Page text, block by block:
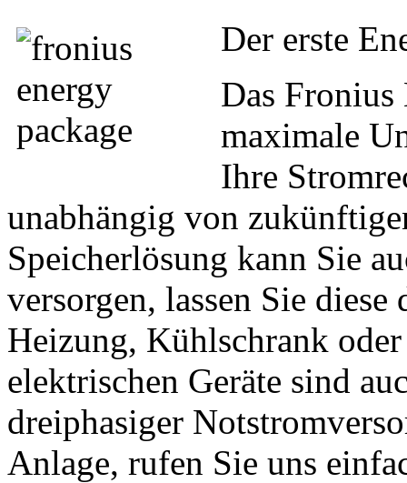
Der erste
Das Fronius
maximale
Ihre
unabhängig von
Speicherlösung kann Sie
versorgen, lassen Sie
Heizung, Kühlschrank
elektrischen Geräte sind
dreiphasiger
Anlage, rufen Sie uns